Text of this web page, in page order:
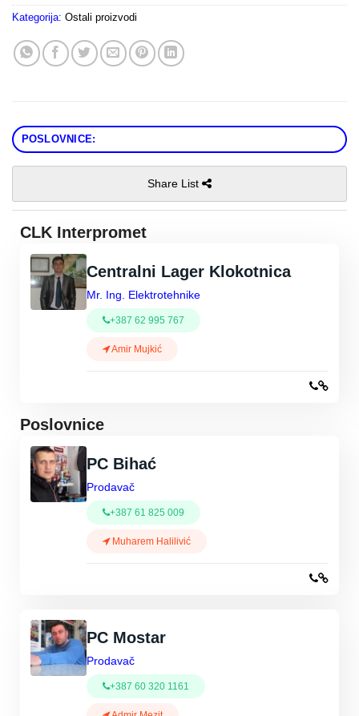
Kategorija: Ostali proizvodi
POSLOVNICE:
Share List
CLK Interpromet
Centralni Lager Klokotnica
Mr. Ing. Elektrotehnike
+387 62 995 767
Amir Mujkić
Poslovnice
PC Bihać
Prodavač
+387 61 825 009
Muharem Halilivić
PC Mostar
Prodavač
+387 60 320 1161